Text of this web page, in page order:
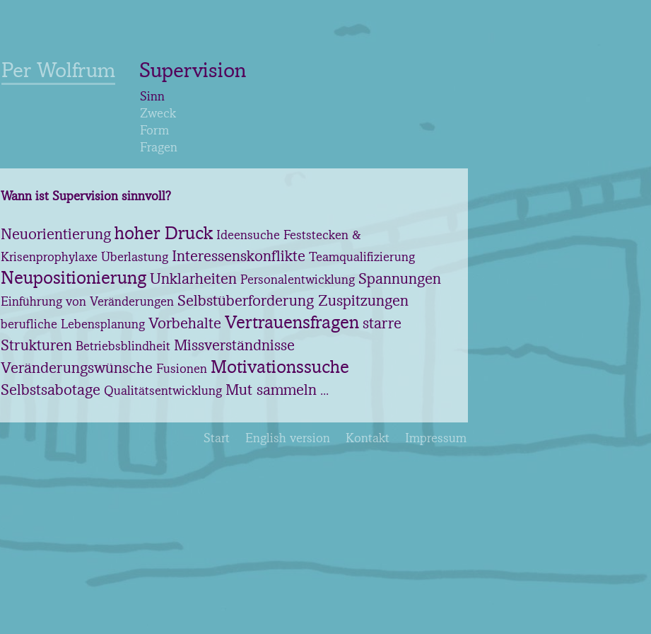
Per Wolfrum Supervision
Sinn
Zweck
Form
Fragen
Wann ist Supervision sinnvoll?
Neuorientierung hoher DruckIdeensuche Feststecken &
Krisenprophylaxe Überlastung Interessenskonflikte Teamqualifizierung
Neupositionierung UnklarheitenPersonalentwicklung Spannungen
Einführung von Veränderungen Selbstüberforderung Zuspitzungen
berufliche Lebensplanung Vorbehalte Vertrauensfragen starre
StrukturenBetriebsblindheit Missverständnisse
Veränderungswünsche Fusionen Motivationssuche
Selbstsabotage Qualitätsentwicklung Mut sammeln...
Start English version Kontakt Impressum